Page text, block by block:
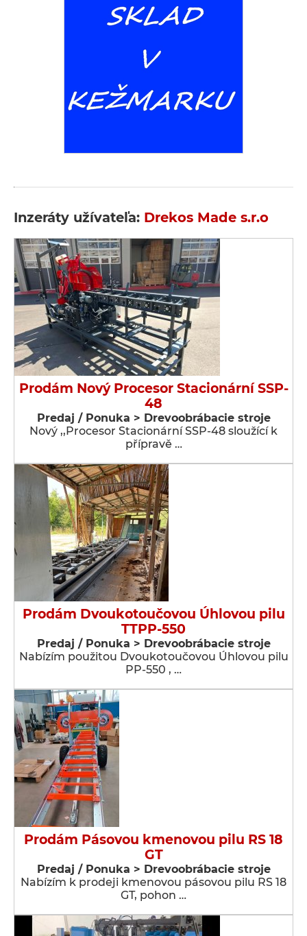
Inzeráty užívateľa: Drekos Made s.r.o
Prodám Nový Procesor Stacionární SSP-
48
Predaj / Ponuka > Drevoobrábacie stroje
Nový ,,Procesor Stacionární SSP-48 sloužící k
přípravě …
Prodám Dvoukotoučovou Úhlovou pilu
TTPP-550
Predaj / Ponuka > Drevoobrábacie stroje
Nabízím použitou Dvoukotoučovou Úhlovou pilu
PP-550 , …
Prodám Pásovou kmenovou pilu RS 18
GT
Predaj / Ponuka > Drevoobrábacie stroje
Nabízím k prodeji kmenovou pásovou pilu RS 18
GT, pohon …